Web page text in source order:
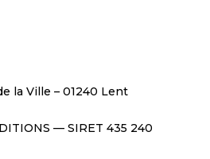
la Ville – 01240 Lent
— SIRET 435 240